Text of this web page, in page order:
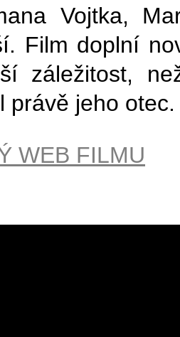
Vojtka,
Film doplní
záležitost,
právě jeho
WEB FILMU